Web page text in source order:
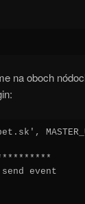
na oboch
event